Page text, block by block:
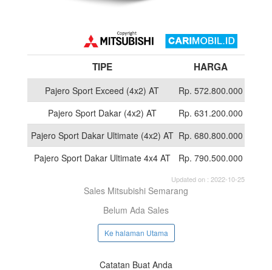
TIPE HARGA
Pajero Sport Exceed (4x2) AT
Rp. 572.800.000
Pajero Sport Dakar (4x2) AT
Rp. 631.200.000
Pajero Sport Dakar Ultimate (4x2) AT Rp. 680.800.000
Pajero Sport Dakar Ultimate 4x4 AT
Rp. 790.500.000
Updated on : 2022-10-25
Sales Mitsubishi Semarang
Belum Ada Sales
Ke halaman Utama
Catatan Buat Anda